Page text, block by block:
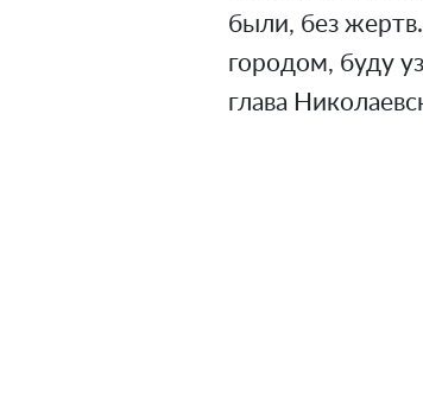
были, без
городом, буду
глава